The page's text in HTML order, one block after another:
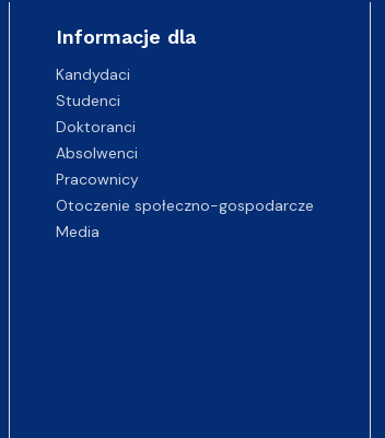
Informacje dla
Kandydaci
Studenci
Doktoranci
Absolwenci
Pracownicy
Otoczenie społeczno-gospodarcze
Media